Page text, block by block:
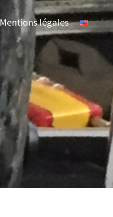
Mentions légales